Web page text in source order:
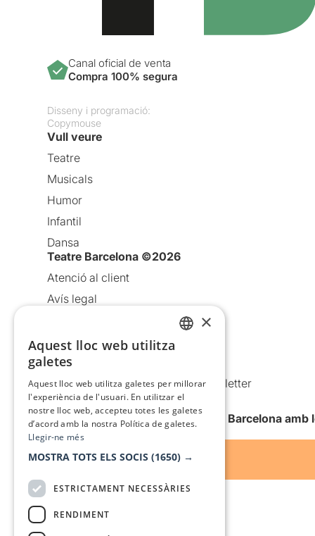
Canal oficial de venta
Compra 100% segura
Disseny i programació:
Copymouse
Vull veure
Teatre
Musicals
Humor
Infantil
Dansa
Teatre Barcelona ©2026
Atenció al client
Avís legal
Política de cookies
Condicions d’ús
Comunicacions comercials i Newsletter
Anuncia’t
Vull rebre la newsletter de Teatre Barcelona
×
Aquest lloc web utilitza
galetes
Aquest lloc web utilitza galetes per millorar
l'experiència de l'usuari. En utilitzar el
nostre lloc web, accepteu totes les galetes
d’acord amb la nostra Política de galetes.
Llegir-ne més
MOSTRA TOTS ELS SOCIS (1650) →
ESTRICTAMENT NECESSÀRIES
RENDIMENT